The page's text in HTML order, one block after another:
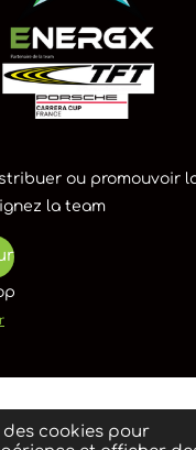
des cookies pour
ou promouvoir
la team